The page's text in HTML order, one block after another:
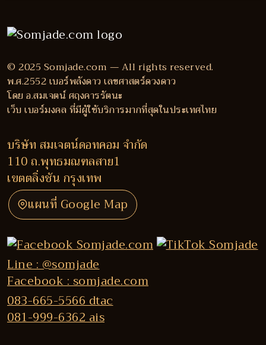
© 2025 Somjade.com — All rights reserved.
พ.ศ.2552 เบอร์พลังดาว เลขศาสตร์ดวงดาว
โดย อ.สมเจตน์ ศฤงคารรัตนะ
เว็บ เบอร์มงคล ที่มีผู้ใช้บริการมากที่สุดในประเทศไทย
บริษัท สมเจตน์ดอทคอม จำกัด
110 ถ.พุทธมณฑลสาย1
เขตตลิ่งชัน กรุงเทพ
แผนที่ Google Map
Line : @somjade
Facebook : somjade.com
083-665-5566 dtac
081-999-6362 ais